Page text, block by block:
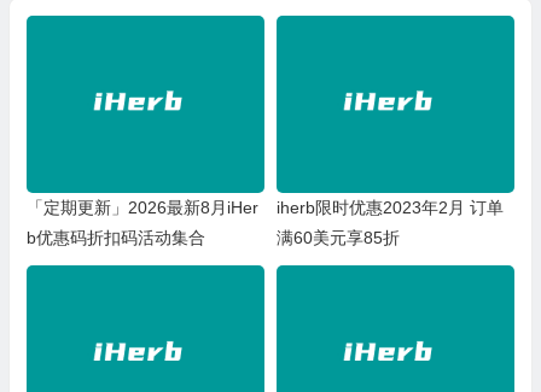
「定期更新」2026最新8月iHer
b优惠码折扣码活动集合
iherb限时优惠2023年2月 订单
满60美元享85折